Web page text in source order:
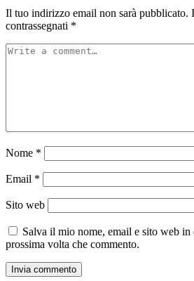
Il tuo indirizzo email non sarà pubblicato.
contrassegnati *
Nome *
Email *
Sito web
Salva il mio nome, email e sito web in
prossima volta che commento.